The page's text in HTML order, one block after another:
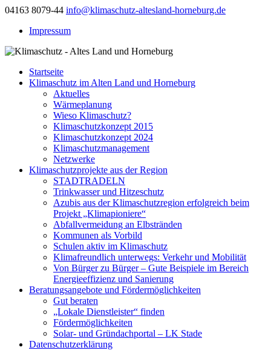
04163 8079-44 info@klimaschutz-altesland-horneburg.de
Impressum
Startseite
Klimaschutz im Alten Land und Horneburg
Aktuelles
Wärmeplanung
Wieso Klimaschutz?
Klimaschutzkonzept 2015
Klimaschutzkonzept 2024
Klimaschutzmanagement
Netzwerke
Klimaschutzprojekte aus der Region
STADTRADELN
Trinkwasser und Hitzeschutz
Azubis aus der Klimaschutzregion erfolgreich beim
Projekt „Klimapioniere“
Abfallvermeidung an Elbstränden
Kommunen als Vorbild
Schulen aktiv im Klimaschutz
Klimafreundlich unterwegs: Verkehr und Mobilität
Von Bürger zu Bürger – Gute Beispiele im Bereich
Energieeffizienz und Sanierung
Beratungsangebote und Fördermöglichkeiten
Gut beraten
„Lokale Dienstleister“ finden
Fördermöglichkeiten
Solar- und Gründachportal – LK Stade
Datenschutzerklärung